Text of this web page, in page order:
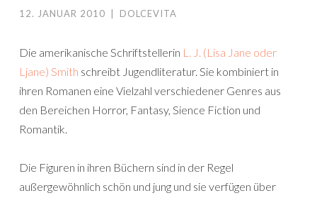
12. JANUAR 2010 DOLCEVITA
Die amerikanische Schriftstellerin L. J. (Lisa Jane oder
Ljane) Smith schreibt Jugendliteratur. Sie kombiniert in
ihren Romanen eine Vielzahl verschiedener Genres aus
den Bereichen Horror, Fantasy, Sience Fiction und
Romantik.
Die Figuren in ihren Büchern sind in der Regel
außergewöhnlich schön und jung und sie verfügen über